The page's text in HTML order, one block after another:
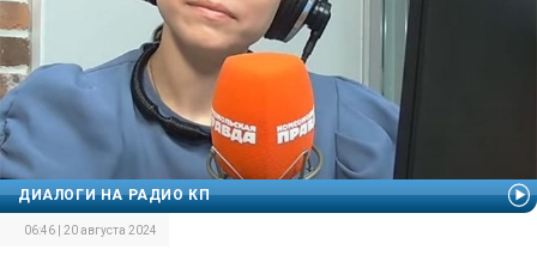
ДИАЛОГИ НА РАДИО КП
06:46 | 20 августа 2024